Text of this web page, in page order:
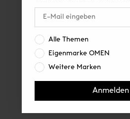
Interesse:
Alle Themen
Eigenmarke OMEN
Weitere Marken
Anmelden